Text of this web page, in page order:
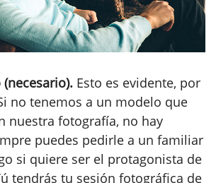
Esto es evidente, por
no tenemos a un modelo que
nuestra fotografía, no hay
puedes pedirle a un familiar
si quiere ser el protagonista de
tendrás tu sesión fotográfica de